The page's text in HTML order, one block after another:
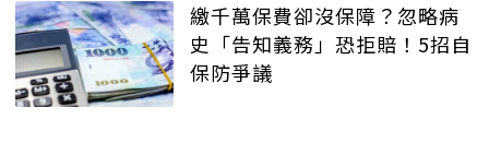
繳千萬保費卻沒保障？忽略病
史「告知義務」恐拒賠！5招自
保防爭議